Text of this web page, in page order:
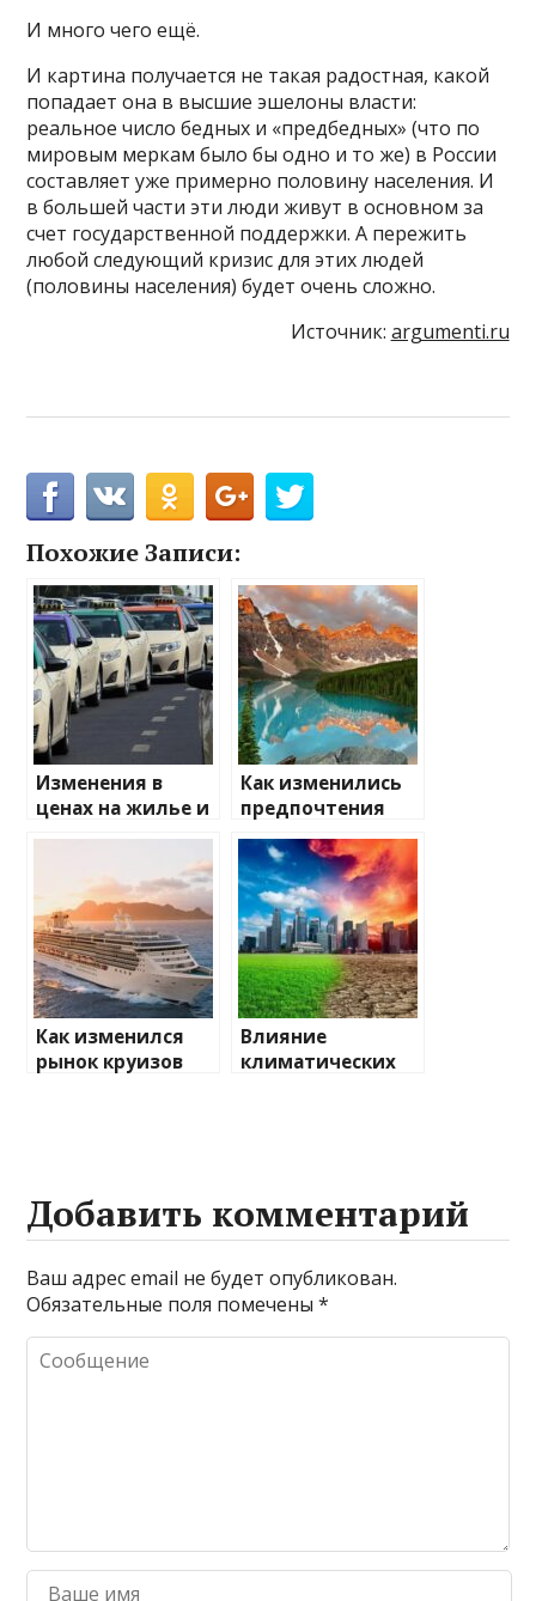
И много чего ещё.
И картина получается не такая радостная, какой
попадает она в высшие эшелоны власти:
реальное число бедных и «предбедных» (что по
мировым меркам было бы одно и то же) в России
составляет уже примерно половину населения. И
в большей части эти люди живут в основном за
счет государственной поддержки. А пережить
любой следующий кризис для этих людей
(половины населения) будет очень сложно.
Источник: argumenti.ru
Похожие Записи:
Изменения в
ценах на жилье и
транспорт: что
Как изменились
предпочтения
туристов
Как изменился
рынок круизов
Влияние
климатических
Добавить комментарий
Ваш адрес email не будет опубликован.
Обязательные поля помечены*